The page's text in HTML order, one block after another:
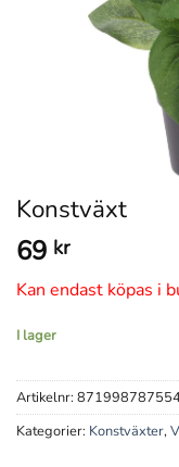
Konstväxt
69 kr
Kan endast köpas i
I lager
Artikelnr:
Kategorier: Konstväxter,